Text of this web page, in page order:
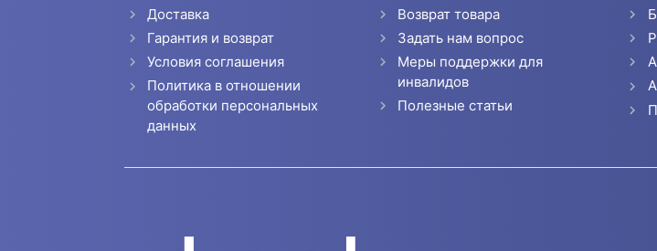
Доставка
Гарантия и возврат
Условия соглашения
Политика в отношении
обработки персональных
данных
Возврат товара
Задать нам вопрос
Меры поддержки для
инвалидов
Полезные статьи